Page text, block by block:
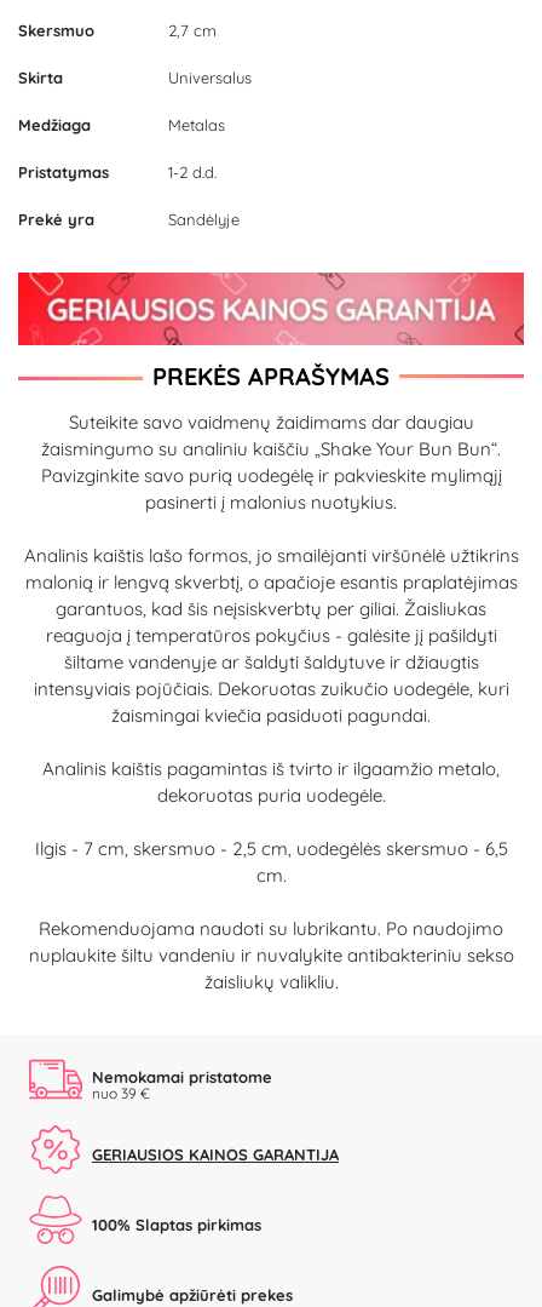
Skersmuo 2,7 cm
Skirta Universalus
Medžiaga Metalas
Pristatymas 1-2 d.d.
Prekė yra Sandėlyje
PREKĖS APRAŠYMAS
Suteikite savo vaidmenų žaidimams dar daugiau
žaismingumo su analiniu kaiščiu „Shake Your Bun Bun“.
Pavizginkite savo purią uodegėlę ir pakvieskite mylimąjį
pasinerti į malonius nuotykius.
Analinis kaištis lašo formos, jo smailėjanti viršūnėlė užtikrins
malonią ir lengvą skverbtį, o apačioje esantis praplatėjimas
garantuos, kad šis neįsiskverbtų per giliai. Žaisliukas
reaguoja į temperatūros pokyčius - galėsite jį pašildyti
šiltame vandenyje ar šaldyti šaldytuve ir džiaugtis
intensyviais pojūčiais. Dekoruotas zuikučio uodegėle, kuri
žaismingai kviečia pasiduoti pagundai.
Analinis kaištis pagamintas iš tvirto ir ilgaamžio metalo,
dekoruotas puria uodegėle.
Ilgis - 7 cm, skersmuo - 2,5 cm, uodegėlės skersmuo - 6,5
cm.
Rekomenduojama naudoti su lubrikantu. Po naudojimo
nuplaukite šiltu vandeniu ir nuvalykite antibakteriniu sekso
žaisliukų valikliu.
Nemokamai pristatome
nuo 39 €
GERIAUSIOS KAINOS GARANTIJA
100% Slaptas pirkimas
Galimybė apžiūrėti prekes